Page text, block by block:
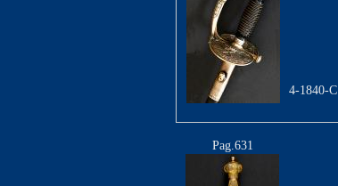
4-1840-C
Pag.631